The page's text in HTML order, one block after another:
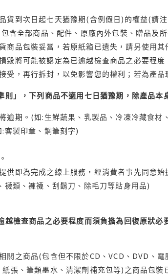
貨到次日起七天猶豫期(含例假日)的權益(請
含全部商品、配件、原廠內外包裝、贈品及
商品包裝妥當，若原紙箱已遺失，請另使用
毀將可能被認定為已逾越檢查商品之必要程
受，再行拆封，以免影響您的權利；若為產
則」，下列商品不適用七日猶豫期，除產品本
逾期。(如:生鮮蔬果、乳製品、冷凍冷藏食材
客製印章、鋼筆刻字)
供即為完成之線上服務，經消費者事先同意
類、褲襪、刮鬍刀、除毛刀等貼身用品)
越檢查商品之必要程度而須負擔為回復原狀
關之商品(包含但不限於CD、VCD、DVD、
張、筆類墨水、清潔劑補充包等)之商品包